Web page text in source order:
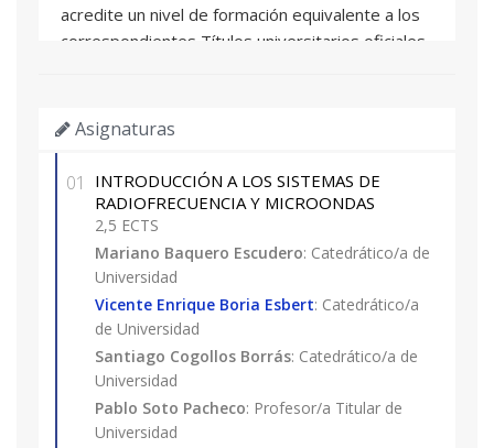
acredite un nivel de formación equivalente a los
correspondientes Títulos universitarios oficiales
de postgrado.
d) Un título de Diploma de grado propio
expedido por la Universitat Politècnica de
València o por otras universidades con las que
exista mutuo reconocimiento de dicha titulación.
Excepcionalmente se admitirán con la
consideración de matrícula provisional,
estudiantes de las titulaciones de grado que
tengan pendiente superar como máximo 30
ECTS (incluido el Proyecto Final de Carrera, no
pudiendo optar a la expedición de su Título
Propio hasta la obtención de la titulación
Asignaturas
01
INTRODUCCIÓN A LOS SISTEMAS DE
RADIOFRECUENCIA Y MICROONDAS
2,5 ECTS
Mariano Baquero Escudero: Catedrático/a de
Universidad
Vicente Enrique Boria Esbert: Catedrático/a
de Universidad
Santiago Cogollos Borrás: Catedrático/a de
Universidad
Pablo Soto Pacheco: Profesor/a Titular de
Universidad